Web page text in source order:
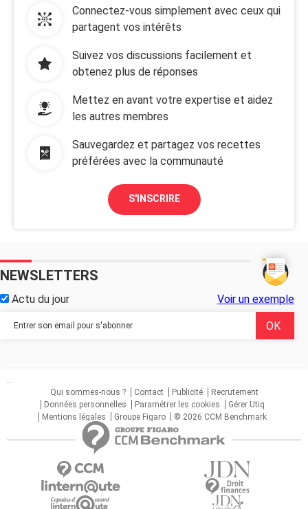
Connectez-vous simplement avec ceux qui
partagent vos intérêts
Suivez vos discussions facilement et
obtenez plus de réponses
Mettez en avant votre expertise et aidez
les autres membres
Sauvegardez et partagez vos recettes
préférées avec la communauté
S'INSCRIRE
NEWSLETTERS
Actu du jour Voir un exemple
...
Qui sommes-nous ?
Contact Publicité
Recrutement
Données personnelles
Paramétrer les cookies
Gérer Utiq
Mentions légales
Groupe Figaro © 2026 CCM Benchmark